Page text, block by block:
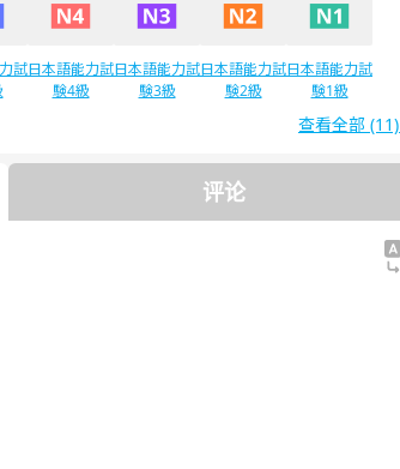
試日本語能力試
験4級
日本語能力試
験3級
日本語能力試
験2級
日本語能力試
験1級
查看全部 (11)
评论